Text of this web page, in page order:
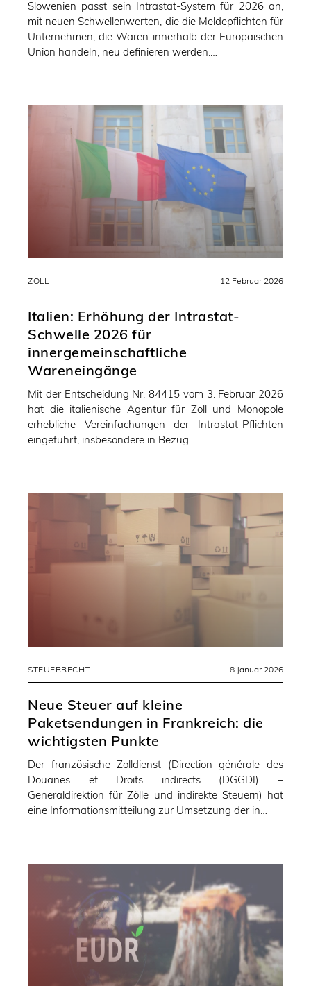
Slowenien passt sein Intrastat-System für 2026 an,
mit neuen Schwellenwerten, die die Meldepflichten für
Unternehmen, die Waren innerhalb der Europäischen
Union handeln, neu definieren werden.…
ZOLL 12 Februar 2026
Italien: Erhöhung der Intrastat-
Schwelle 2026 für
innergemeinschaftliche
Wareneingänge
Mit der Entscheidung Nr. 84415 vom 3. Februar 2026
hat die italienische Agentur für Zoll und Monopole
erhebliche Vereinfachungen der Intrastat-Pflichten
eingeführt, insbesondere in Bezug…
STEUERRECHT 8 Januar 2026
Neue Steuer auf kleine
Paketsendungen in Frankreich: die
wichtigsten Punkte
Der französische Zolldienst (Direction générale des
Douanes et Droits indirects (DGGDI) –
Generaldirektion für Zölle und indirekte Steuern) hat
eine Informationsmitteilung zur Umsetzung der in…